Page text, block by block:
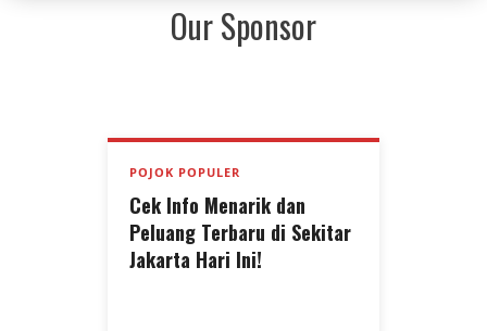
Our Sponsor
POJOK POPULER
Cek Info Menarik dan
Peluang Terbaru di Sekitar
Jakarta Hari Ini!